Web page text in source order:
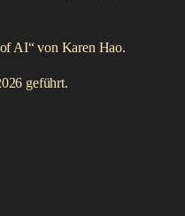
AI“ von Karen Hao.
geführt.